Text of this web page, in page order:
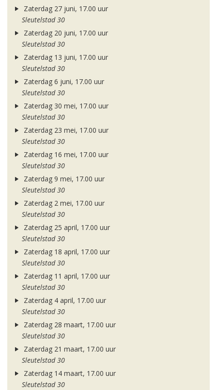
Zaterdag 27 juni, 17.00 uur
Sleutelstad 30
Zaterdag 20 juni, 17.00 uur
Sleutelstad 30
Zaterdag 13 juni, 17.00 uur
Sleutelstad 30
Zaterdag 6 juni, 17.00 uur
Sleutelstad 30
Zaterdag 30 mei, 17.00 uur
Sleutelstad 30
Zaterdag 23 mei, 17.00 uur
Sleutelstad 30
Zaterdag 16 mei, 17.00 uur
Sleutelstad 30
Zaterdag 9 mei, 17.00 uur
Sleutelstad 30
Zaterdag 2 mei, 17.00 uur
Sleutelstad 30
Zaterdag 25 april, 17.00 uur
Sleutelstad 30
Zaterdag 18 april, 17.00 uur
Sleutelstad 30
Zaterdag 11 april, 17.00 uur
Sleutelstad 30
Zaterdag 4 april, 17.00 uur
Sleutelstad 30
Zaterdag 28 maart, 17.00 uur
Sleutelstad 30
Zaterdag 21 maart, 17.00 uur
Sleutelstad 30
Zaterdag 14 maart, 17.00 uur
Sleutelstad 30